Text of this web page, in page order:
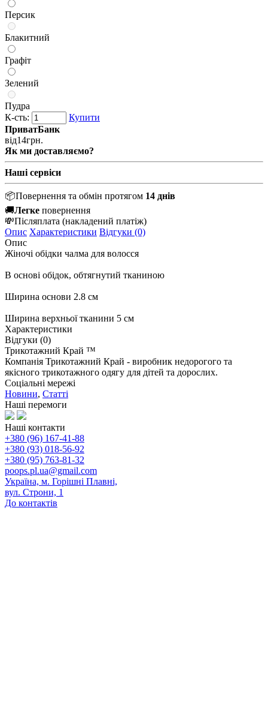
Персик
Блакитний
Графіт
Зелений
Пудра
К-сть:
Купити
ПриватБанк
від14грн.
Як ми доставляємо?
Наші сервіси
📦Повернення та обмін протягом 14 днів
🚚Легке повернення
💸Післяплата (накладений платіж)
Опис Характеристики Відгуки (0)
Опис
Жіночі обідки чалма для волосся
В основі обідок, обтягнутий тканиною
Ширина основи 2.8 см
Ширина верхньої тканини 5 см
Характеристики
Відгуки (0)
Трикотажний Край ™
Компанія Трикотажний Край - виробник недорогого та
якісного трикотажного одягу для дітей та дорослих.
Соціальні мережі
Новини, Статті
Наші перемоги
Наші контакти
+380 (96) 167-41-88
+380 (93) 018-56-92
+380 (95) 763-81-32
poops.pl.ua@gmail.com
Україна, м. Горішні Плавні,
вул. Строни, 1
До контактів